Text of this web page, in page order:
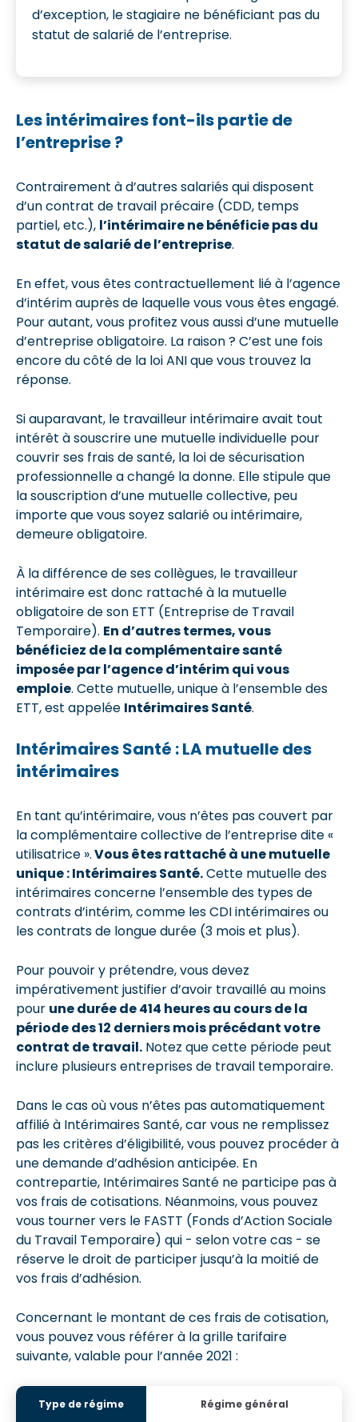
d’exception, le stagiaire ne bénéficiant pas du
statut de salarié de l’entreprise.
Les intérimaires font-ils partie de
l’entreprise ?
Contrairement à d’autres salariés qui disposent
d’un contrat de travail précaire (CDD, temps
partiel, etc.), l’intérimaire ne bénéficie pas du
statut de salarié de l’entreprise.
En effet, vous êtes contractuellement lié à l’agence
d’intérim auprès de laquelle vous vous êtes engagé.
Pour autant, vous profitez vous aussi d’une mutuelle
d’entreprise obligatoire. La raison ? C’est une fois
encore du côté de la loi ANI que vous trouvez la
réponse.
Si auparavant, le travailleur intérimaire avait tout
intérêt à souscrire une mutuelle individuelle pour
couvrir ses frais de santé, la loi de sécurisation
professionnelle a changé la donne. Elle stipule que
la souscription d’une mutuelle collective, peu
importe que vous soyez salarié ou intérimaire,
demeure obligatoire.
À la différence de ses collègues, le travailleur
intérimaire est donc rattaché à la mutuelle
obligatoire de son ETT (Entreprise de Travail
Temporaire). En d’autres termes, vous
bénéficiez de la complémentaire santé
imposée par l’agence d’intérim qui vous
emploie. Cette mutuelle, unique à l’ensemble des
ETT, est appelée Intérimaires Santé.
Intérimaires Santé : LA mutuelle des
intérimaires
En tant qu’intérimaire, vous n’êtes pas couvert par
la complémentaire collective de l’entreprise dite «
utilisatrice ».Vous êtes rattaché à une mutuelle
unique : Intérimaires Santé.Cette mutuelle des
intérimaires concerne l’ensemble des types de
contrats d’intérim, comme les CDI intérimaires ou
les contrats de longue durée (3 mois et plus).
Pour pouvoir y prétendre, vous devez
impérativement justifier d’avoir travaillé au moins
pour une durée de 414 heures au cours de la
période des 12 derniers mois précédant votre
contrat de travail. Notez que cette période peut
inclure plusieurs entreprises de travail temporaire.
Dans le cas où vous n’êtes pas automatiquement
affilié à Intérimaires Santé, car vous ne remplissez
pas les critères d’éligibilité, vous pouvez procéder à
une demande d’adhésion anticipée. En
contrepartie, Intérimaires Santé ne participe pas à
vos frais de cotisations. Néanmoins, vous pouvez
vous tourner vers le FASTT (Fonds d’Action Sociale
du Travail Temporaire) qui - selon votre cas - se
réserve le droit de participer jusqu’à la moitié de
vos frais d’adhésion.
Concernant le montant de ces frais de cotisation,
vous pouvez vous référer à la grille tarifaire
suivante, valable pour l’année 2021 :
Régime général